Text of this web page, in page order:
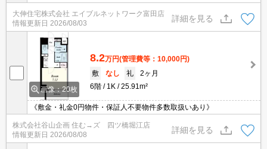
大伸住宅株式会社 エイブルネットワーク富田店
情報更新日 2026/08/03
詳細を見る
画像：20枚
8.2万円(管理費等：10,000円)
敷
なし 礼
2ヶ月
6階
1K 25.91m²
《敷金・礼金0円物件・保証人不要物件多数取扱いあり》
株式会社谷山企画 住む→ズ 四ツ橋堀江店
情報更新日 2026/08/08
詳細を見る